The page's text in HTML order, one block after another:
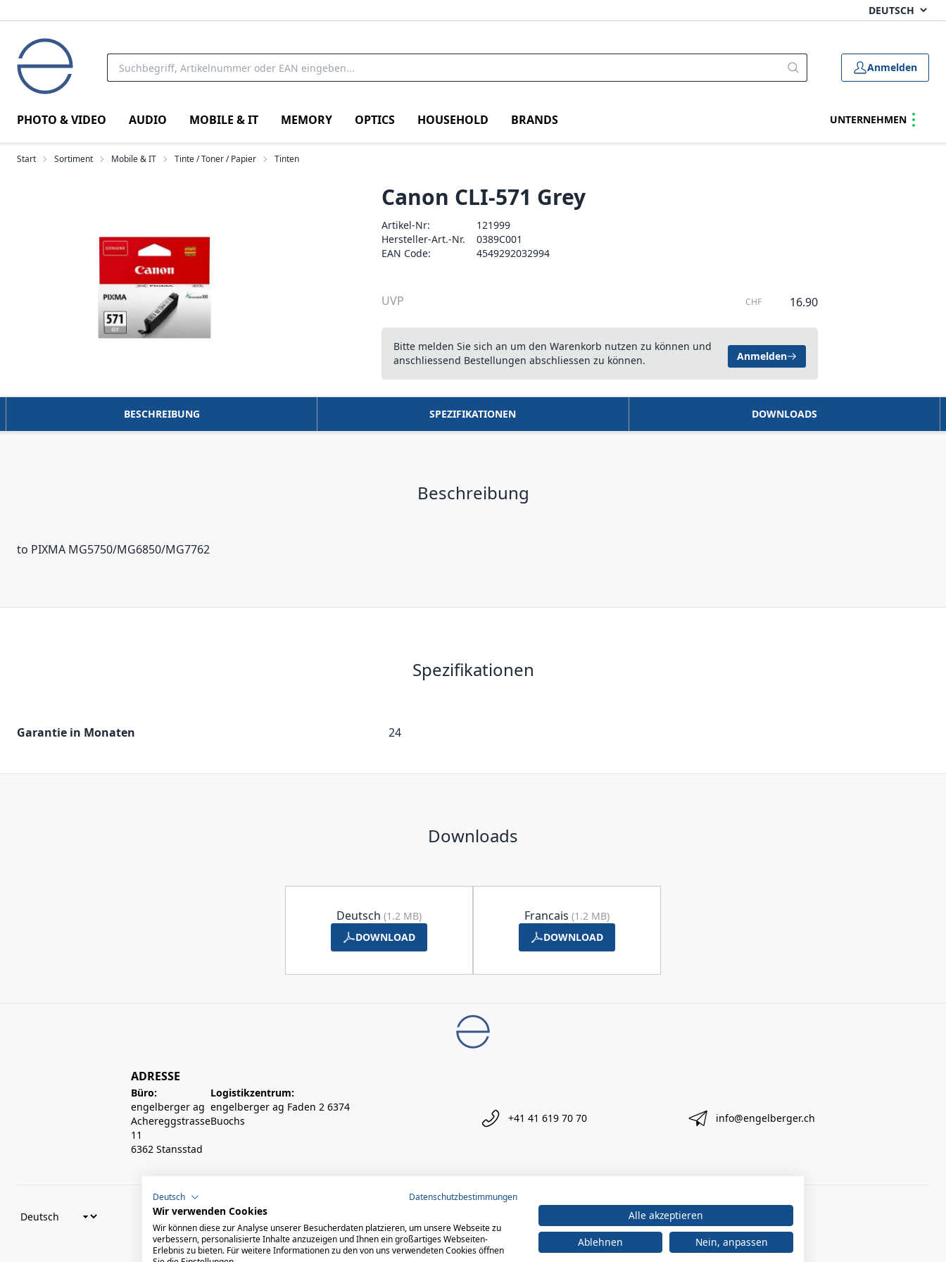
Anmelden
PHOTO & VIDEO AUDIO MOBILE & IT MEMORY OPTICS HOUSEHOLD BRANDS UNTERNEHMEN
Start Sortiment Mobile & IT Tinte / Toner / Papier Tinten
Canon CLI-571 Grey
Artikel-Nr:
121999
Hersteller-Art.-Nr.
0389C001
EAN Code:
4549292032994
UVP CHF 16.90
Bitte melden Sie sich an um den Warenkorb nutzen zu können und
anschliessend Bestellungen abschliessen zu können.
Anmelden
BESCHREIBUNG SPEZIFIKATIONEN DOWNLOADS
Beschreibung
to PIXMA MG5750/MG6850/MG7762
Spezifikationen
Garantie in Monaten 24
Downloads
Deutsch (1.2 MB)
DOWNLOAD
Francais (1.2 MB)
DOWNLOAD
ADRESSE
Büro:
engelberger ag
Achereggstrasse
11
6362 Stansstad
Logistikzentrum:
engelberger ag Faden 2 6374
Buochs
+41 41 619 70 70 info@engelberger.ch
Deutsch Datenschutzbestimmungen
Wir verwenden Cookies
Wir können diese zur Analyse unserer Besucherdaten platzieren, um unsere Webseite zu
verbessern, personalisierte Inhalte anzuzeigen und Ihnen ein großartiges Webseiten-
Erlebnis zu bieten. Für weitere Informationen zu den von uns verwendeten Cookies öffnen
Alle akzeptieren
Ablehnen
Nein, anpassen